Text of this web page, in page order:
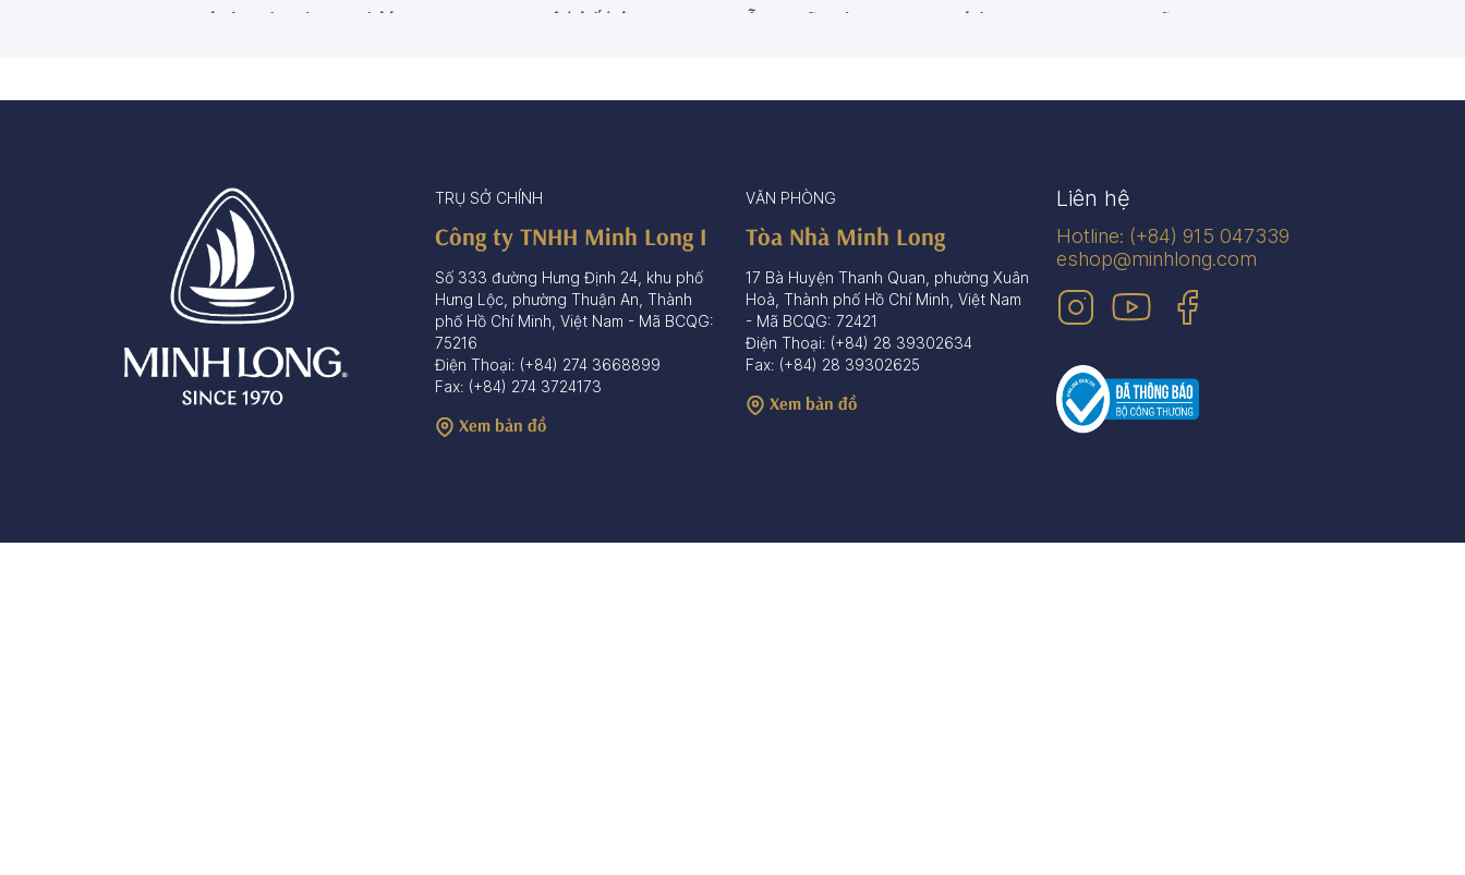
Ca - Ly - Chai - Hộp sứ Bộ khay rượu Tô/Thố/Khay Muỗng - Đũa sứ Chén Dĩa
TRỤ SỞ CHÍNH
Công ty TNHH Minh Long I
Số 333 đường Hưng Định 24, khu phố
Hưng Lộc, phường Thuận An, Thành
phố Hồ Chí Minh, Việt Nam - Mã BCQG:
75216
Điện Thoại: (+84) 274 3668899
Fax: (+84) 274 3724173
Xem bản đồ
VĂN PHÒNG
Tòa Nhà Minh Long
17 Bà Huyện Thanh Quan, phường Xuân
Hoà, Thành phố Hồ Chí Minh, Việt Nam
- Mã BCQG: 72421
Điện Thoại: (+84) 28 39302634
Fax: (+84) 28 39302625
Xem bản đồ
Liên hệ
Hotline: (+84) 915 047339
eshop@minhlong.com